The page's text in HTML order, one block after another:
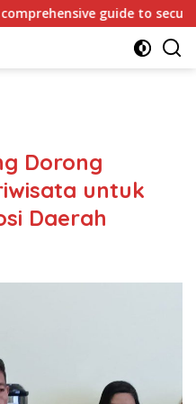
guide to secure
Dorong
untuk
Daerah